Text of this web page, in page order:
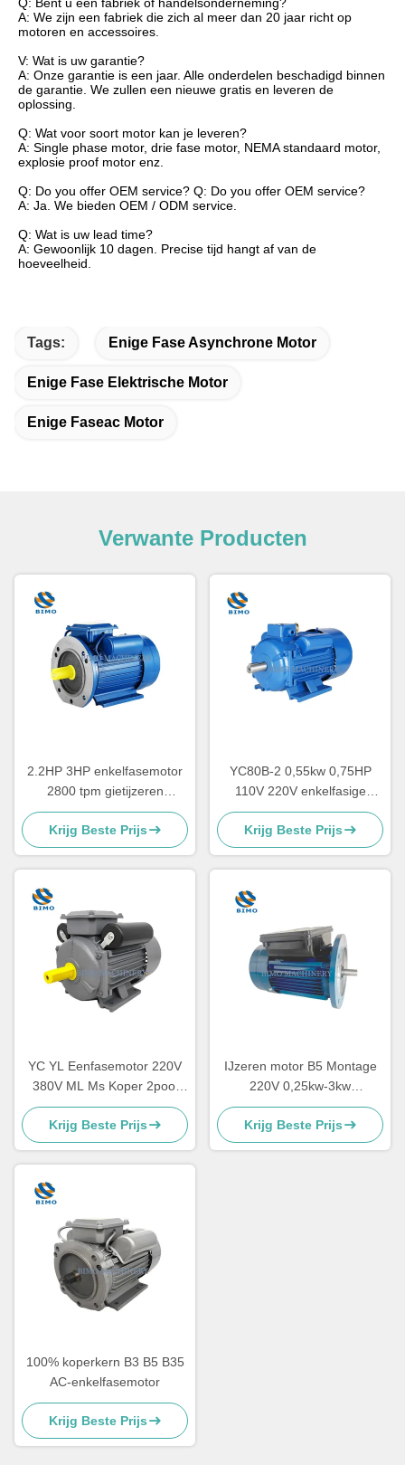
Q: Bent u een fabriek of handelsonderneming?
A: We zijn een fabriek die zich al meer dan 20 jaar richt op
motoren en accessoires.
V: Wat is uw garantie?
A: Onze garantie is een jaar. Alle onderdelen beschadigd binnen
de garantie. We zullen een nieuwe gratis en leveren de
oplossing.
Q: Wat voor soort motor kan je leveren?
A: Single phase motor, drie fase motor, NEMA standaard motor,
explosie proof motor enz.
Q: Do you offer OEM service? Q: Do you offer OEM service?
A: Ja. We bieden OEM / ODM service.
Q: Wat is uw lead time?
A: Gewoonlijk 10 dagen. Precise tijd hangt af van de
hoeveelheid.
Tags: Enige Fase Asynchrone Motor
Enige Fase Elektrische Motor
Enige Faseac Motor
Verwante Producten
2.2HP 3HP enkelfasemotor
2800 tpm gietijzeren
behuizing condensator
Startmotor CSR
Krijg Beste Prijs
YC80B-2 0,55kw 0,75HP
110V 220V enkelfasige
elektromotor voor
luchtcompressor
Krijg Beste Prijs
YC YL Eenfasemotor 220V
380V ML Ms Koper 2pool
4pool 2.2kw 1.5kw 1.1kw
0.75kw 3kw
Krijg Beste Prijs
IJzeren motor B5 Montage
220V 0,25kw-3kw
Asynchrone motor met één
fase
Krijg Beste Prijs
100% koperkern B3 B5 B35
AC-enkelfasemotor
Krijg Beste Prijs